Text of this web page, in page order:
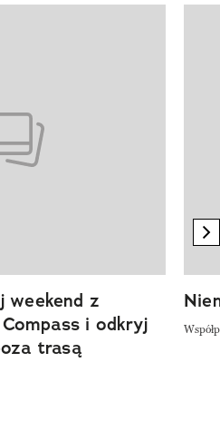
weekend z
i odkryj
trasą